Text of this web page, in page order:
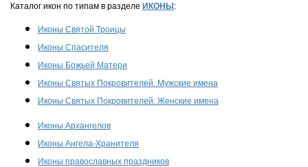
Каталог икон по типам в разделе ИКОНЫ :
Иконы Святой Троицы
Иконы Спасителя
Иконы Божьей Матери
Иконы Святых Покровителей. Мужские имена
Иконы Святых Покровителей. Женские имена
Иконы Архангелов
Иконы Ангела-Хранителя
Иконы православных праздников